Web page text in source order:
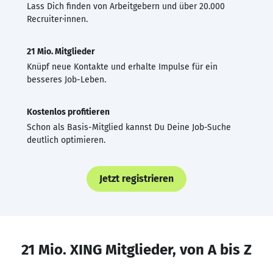
Lass Dich finden von Arbeitgebern und über 20.000
Recruiter·innen.
21 Mio. Mitglieder
Knüpf neue Kontakte und erhalte Impulse für ein
besseres Job-Leben.
Kostenlos profitieren
Schon als Basis-Mitglied kannst Du Deine Job-Suche
deutlich optimieren.
Jetzt registrieren
21 Mio. XING Mitglieder, von A bis Z